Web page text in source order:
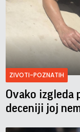
ZIVOTI-POZNATIH
Ovako izgleda
deceniji joj